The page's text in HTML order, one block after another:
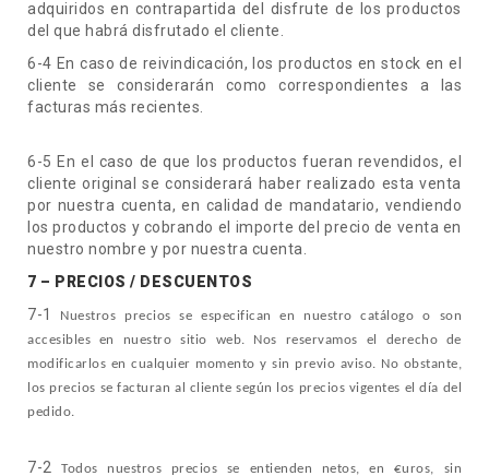
adquiridos en contrapartida del disfrute de los productos
del que habrá disfrutado el cliente.
6-4 En caso de reivindicación, los productos en stock en el
cliente se considerarán como correspondientes a las
facturas más recientes.
6-5 En el caso de que los productos fueran revendidos, el
cliente original se considerará haber realizado esta venta
por nuestra cuenta, en calidad de mandatario, vendiendo
los productos y cobrando el importe del precio de venta en
nuestro nombre y por nuestra cuenta.
7 – PRECIOS / DESCUENTOS
7-1
Nuestros precios se especifican en nuestro catálogo o son
accesibles en nuestro sitio web. Nos reservamos el derecho de
modificarlos en cualquier momento y sin previo aviso. No obstante,
los precios se facturan al cliente según los precios vigentes el día del
pedido.
7-2Todos nuestros precios se entienden netos, en €uros, sin